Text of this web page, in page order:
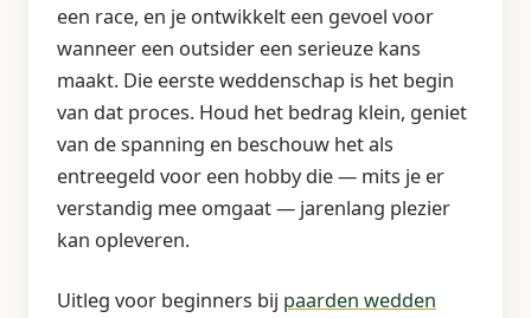
een race, en je ontwikkelt een gevoel voor
wanneer een outsider een serieuze kans
maakt. Die eerste weddenschap is het begin
van dat proces. Houd het bedrag klein, geniet
van de spanning en beschouw het als
entreegeld voor een hobby die — mits je er
verstandig mee omgaat — jarenlang plezier
kan opleveren.
Uitleg voor beginners bij paarden wedden